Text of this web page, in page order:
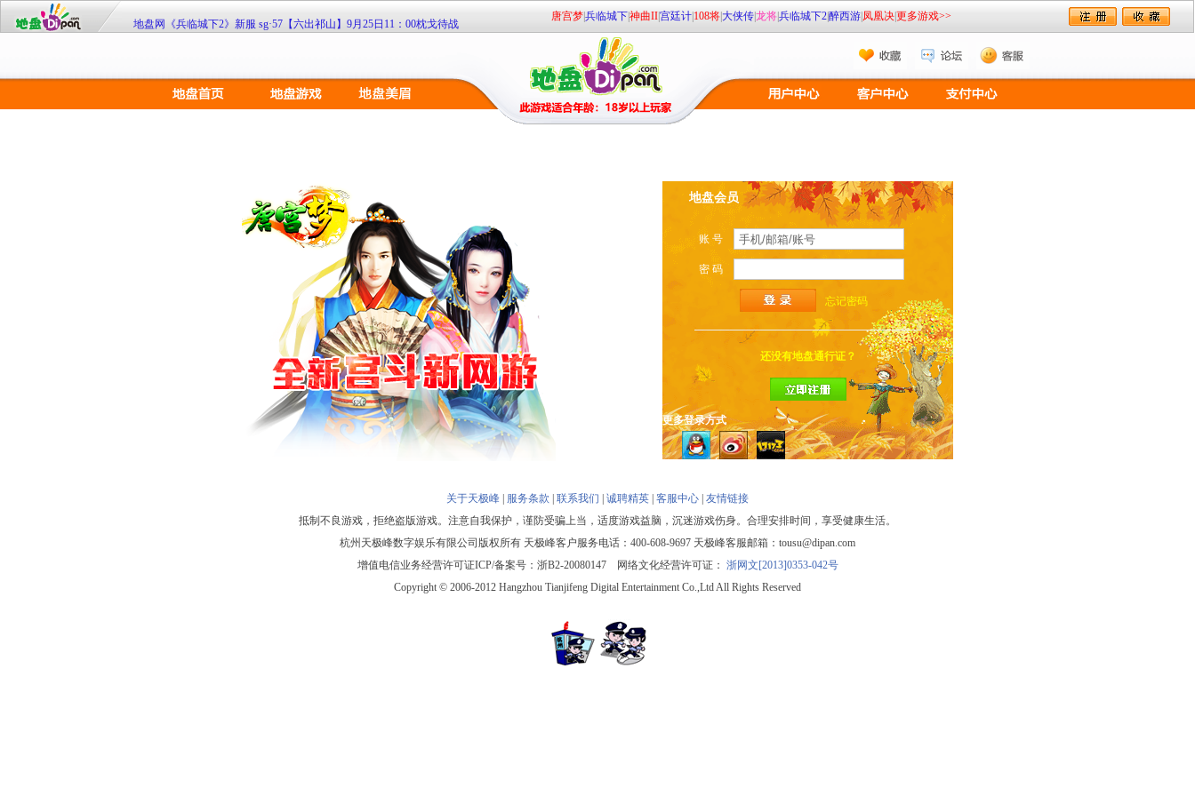
《大侠传》特权商店限时开 欢乐扭蛋扭扭乐
《108将》群侠济世 聚义梁山
唐宫梦|兵临城下|神曲II|宫廷计| 108将|大侠传|龙将|兵临城下2|醉西游| 凤凰决|更多游戏>>
地盘会员
账 号
密 码
忘记密码
还没有地盘通行证？
更多登录方式
关于天极峰 服务条款 联系我们 诚聘精英 客服中心 友情链接
抵制不良游戏，拒绝盗版游戏。注意自我保护，谨防受骗上当，适度游戏益脑，沉迷游戏伤身。合理安排时间，享受健康生活。
杭州天极峰数字娱乐有限公司版权所有 天极峰客户服务电话：400-608-9697 天极峰客服邮箱：tousu@dipan.com
增值电信业务经营许可证ICP/备案号：浙B2-20080147 网络文化经营许可证： 浙网文[2013]0353-042号
Copyright © 2006-2012 Hangzhou Tianjifeng Digital Entertainment Co.,Ltd All Rights Reserved